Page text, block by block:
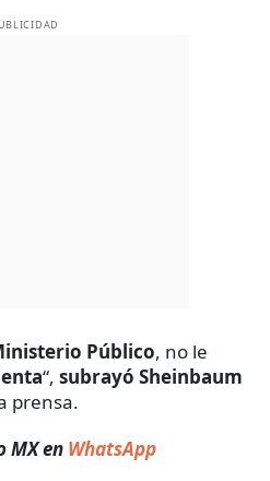
Público, no le
“, subrayó Sheinbaum
prensa.
MX en WhatsApp